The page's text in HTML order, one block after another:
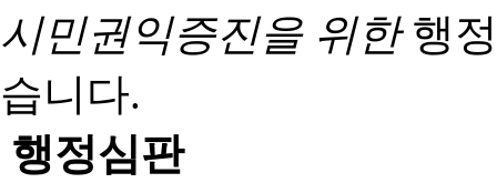
시민권익증진을 위한행
습니다.
행정심판